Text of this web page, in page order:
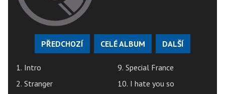
PŘEDCHOZÍ CELÉ ALBUM DALŠÍ
1. Intro
2. Stranger
9. Special France
10. I hate you so